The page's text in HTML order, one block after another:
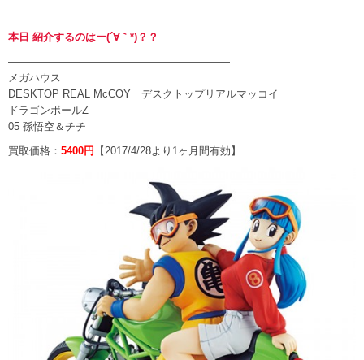
本日 紹介するのはー(´∀｀*)？？
—————————————————————
メガハウス
DESKTOP REAL McCOY｜デスクトップリアルマッコイ
ドラゴンボールZ
05 孫悟空＆チチ
買取価格： 5400円 【2017/4/28より1ヶ月間有効】